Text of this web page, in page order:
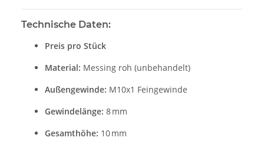
Technische Daten:
Preis pro Stück
Material: Messing roh (unbehandelt)
Außengewinde: M10x1 Feingewinde
Gewindelänge: 8 mm
Gesamthöhe: 10 mm